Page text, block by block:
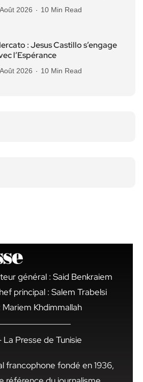
2026 10 Min Read
: Jesus Castillo s’engage
l’Espérance
2026 10 Min Read
général : Said Benkraiem
principal : Salem Trabelsi
Khdimmallah
Presse de Tunisie
francophone fondé en 1936,